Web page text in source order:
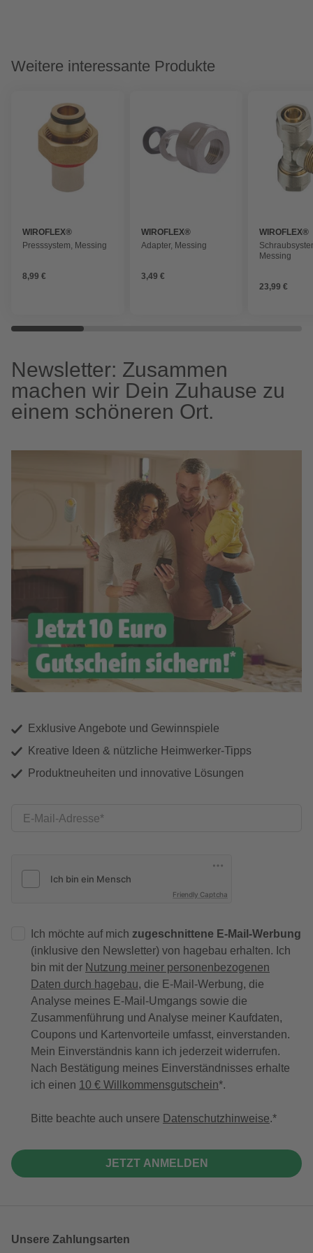
Weitere interessante Produkte
WIROFLEX®
Presssystem, Messing
8,99 €
WIROFLEX®
Adapter, Messing
3,49 €
WIROFLEX®
Messing
23,99 €
Newsletter: Zusammen
machen wir Dein Zuhause zu
einem schöneren Ort.
Exklusive Angebote und Gewinnspiele
Kreative Ideen & nützliche Heimwerker-Tipps
Produktneuheiten und innovative Lösungen
E-Mail-Adresse
Friendly Captcha
Ich möchte auf mich zugeschnittene E-Mail-Werbung
(inklusive den Newsletter) von hagebau erhalten. Ich
bin mit der Nutzung meiner personenbezogenen
Daten durch hagebau, die E-Mail-Werbung, die
Analyse meines E-Mail-Umgangs sowie die
Zusammenführung und Analyse meiner Kaufdaten,
Coupons und Kartenvorteile umfasst, einverstanden.
Mein Einverständnis kann ich jederzeit widerrufen.
Nach Bestätigung meines Einverständnisses erhalte
ich einen 10 € Willkommensgutschein*.
Bitte beachte auch unsere Datenschutzhinweise.
JETZT ANMELDEN
Unsere Zahlungsarten